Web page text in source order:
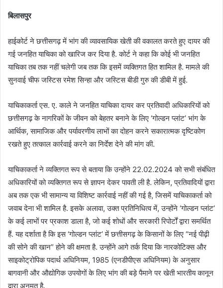
बिलासपुर
हाईकोर्ट ने छत्तीसगढ़ में भांग की व्यावसायिक खेती की वकालत करते हुए दायर की
गई जनहित याचिका को खारिज कर दिया है. कोर्ट ने कहा कि कोई भी जनहित
याचिका तब तक नहीं चलेगी जब तक कि इसमें व्यक्तिगत हित शामिल है. मामले की
सुनवाई चीफ जस्टिस रमेश सिन्हा और जस्टिस बीडी गुरु की डीबी में हुई.
याचिकाकर्ता एस. ए. काले ने जनहित याचिका दायर कर प्रतिवादी अधिकारियों को
छत्तीसगढ़ के नागरिकों के जीवन को बेहतर बनाने के लिए ‘गोल्डन प्लांट’ भांग के
आर्थिक, सामाजिक और पर्यावरणीय लाभों का दोहन करने सकारात्मक दृष्टिकोण
रखते हुए तत्काल कार्रवाई करने का निर्देश देने की मांग की.
याचिकाकर्ता ने व्यक्तिगत रूप से बताया कि उन्होंने 22.02.2024 को सभी संबंधित
अधिकारियों को व्यक्तिगत रूप से ज्ञापन देकर पावती ली है. लेकिन, प्रतिवादियों द्वारा
अब तक एक भी सामान्य या विशिष्ट कार्रवाई नहीं की गई है, जिसमें याचिकाकर्ता को
जवाब देना भी शामिल है. इसके अलावा, उक्त प्रतिनिधित्व में, उन्होंने ‘गोल्डन प्लांट’
के कई लाभों पर प्रकाश डाला है, जो कई शोधों और सरकारी रिपोर्टों द्वारा समर्थित
हैं. यह दर्शाता है कि इस ‘गोल्डन प्लांट’ में छत्तीसगढ़ के किसानों के लिए “नई पीढ़ी
की सोने की खान” होने की क्षमता है. उन्होंने आगे तर्क दिया कि नारकोटिक्स और
साइकोट्रोपिक पदार्थ अधिनियम, 1985 (एनडीपीएस अधिनियम) के अनुसार
बागवानी और औद्योगिक उपयोगों के लिए भांग की बड़े पैमाने पर खेती भारतीय कानून
द्वारा अनुमत है.